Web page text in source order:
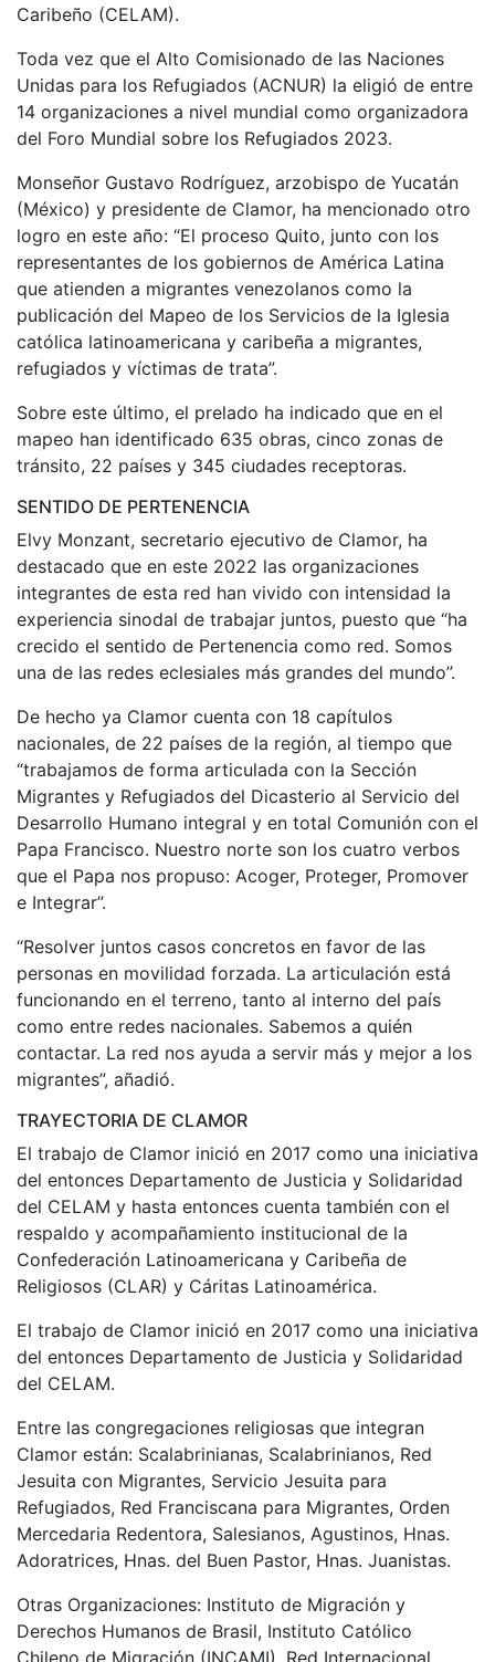
Caribeño (CELAM).
Toda vez que el Alto Comisionado de las Naciones
Unidas para los Refugiados (ACNUR) la eligió de entre
14 organizaciones a nivel mundial como organizadora
del Foro Mundial sobre los Refugiados 2023.
Monseñor Gustavo Rodríguez, arzobispo de Yucatán
(México) y presidente de Clamor, ha mencionado otro
logro en este año: “El proceso Quito, junto con los
representantes de los gobiernos de América Latina
que atienden a migrantes venezolanos como la
publicación del Mapeo de los Servicios de la Iglesia
católica latinoamericana y caribeña a migrantes,
refugiados y víctimas de trata”.
Sobre este último, el prelado ha indicado que en el
mapeo han identificado 635 obras, cinco zonas de
tránsito, 22 países y 345 ciudades receptoras.
SENTIDO DE PERTENENCIA
Elvy Monzant, secretario ejecutivo de Clamor, ha
destacado que en este 2022 las organizaciones
integrantes de esta red han vivido con intensidad la
experiencia sinodal de trabajar juntos, puesto que “ha
crecido el sentido de Pertenencia como red. Somos
una de las redes eclesiales más grandes del mundo”.
De hecho ya Clamor cuenta con 18 capítulos
nacionales, de 22 países de la región, al tiempo que
“trabajamos de forma articulada con la Sección
Migrantes y Refugiados del Dicasterio al Servicio del
Desarrollo Humano integral y en total Comunión con el
Papa Francisco. Nuestro norte son los cuatro verbos
que el Papa nos propuso: Acoger, Proteger, Promover
e Integrar”.
“Resolver juntos casos concretos en favor de las
personas en movilidad forzada. La articulación está
funcionando en el terreno, tanto al interno del país
como entre redes nacionales. Sabemos a quién
contactar. La red nos ayuda a servir más y mejor a los
migrantes”, añadió.
TRAYECTORIA DE CLAMOR
El trabajo de Clamor inició en 2017 como una iniciativa
del entonces Departamento de Justicia y Solidaridad
del CELAM y hasta entonces cuenta también con el
respaldo y acompañamiento institucional de la
Confederación Latinoamericana y Caribeña de
Religiosos (CLAR) y Cáritas Latinoamérica.
El trabajo de Clamor inició en 2017 como una iniciativa
del entonces Departamento de Justicia y Solidaridad
del CELAM.
Entre las congregaciones religiosas que integran
Clamor están: Scalabrinianas, Scalabrinianos, Red
Jesuita con Migrantes, Servicio Jesuita para
Refugiados, Red Franciscana para Migrantes, Orden
Mercedaria Redentora, Salesianos, Agustinos, Hnas.
Adoratrices, Hnas. del Buen Pastor, Hnas. Juanistas.
Otras Organizaciones: Instituto de Migración y
Derechos Humanos de Brasil, Instituto Católico
Chileno de Migración (INCAMI), Red Internacional